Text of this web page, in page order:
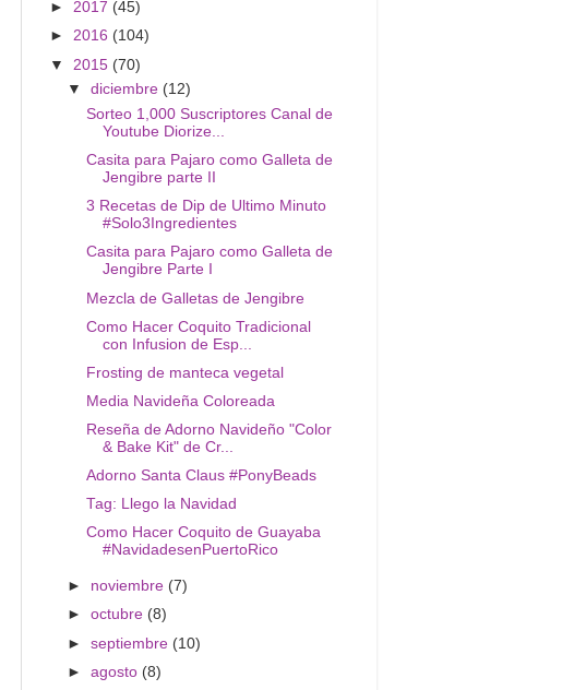
► 2017 (45)
► 2016 (104)
▼ 2015 (70)
▼diciembre (12)
Sorteo 1,000 Suscriptores Canal de
Youtube Diorize...
Casita para Pajaro como Galleta de
Jengibre parte II
3 Recetas de Dip de Ultimo Minuto
#Solo3Ingredientes
Casita para Pajaro como Galleta de
Jengibre Parte I
Mezcla de Galletas de Jengibre
Como Hacer Coquito Tradicional
con Infusion de Esp...
Frosting de manteca vegetal
Media Navideña Coloreada
Reseña de Adorno Navideño "Color
& Bake Kit" de Cr...
Adorno Santa Claus #PonyBeads
Tag: Llego la Navidad
Como Hacer Coquito de Guayaba
#NavidadesenPuertoRico
► noviembre (7)
►octubre (8)
►septiembre (10)
►agosto (8)